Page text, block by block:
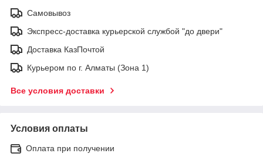
Самовывоз
Экспресс-доставка курьерской службой "до двери"
Доставка КазПочтой
Курьером по г. Алматы (Зона 1)
Все условия доставки
Условия оплаты
Оплата при получении